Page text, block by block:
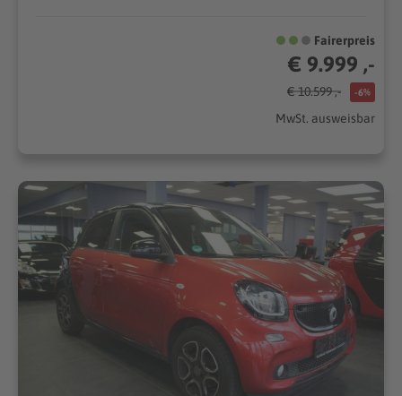
Fairerpreis
€ 9.999 ,-
€ 10.599 ,- -6%
MwSt. ausweisbar